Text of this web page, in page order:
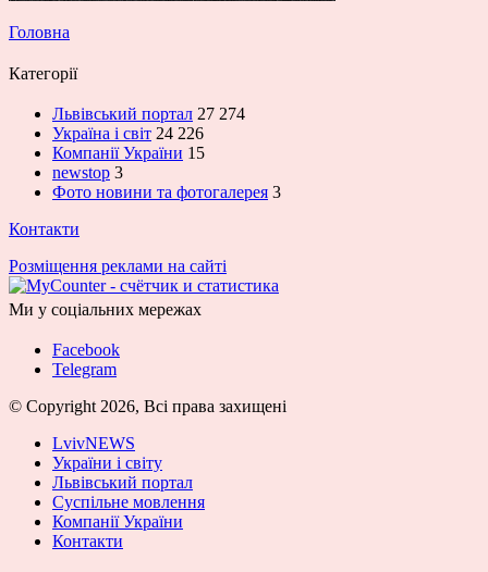
Головна
Категорії
Львівський портал 27 274
Україна і світ 24 226
Компанії України 15
newstop 3
Фото новини та фотогалерея 3
Контакти
Розміщення реклами на сайті
Ми у соціальних мережах
Facebook
Telegram
© Copyright 2026, Всі права захищені
LvivNEWS
України і світу
Львівський портал
Суспільне мовлення
Компанії України
Контакти